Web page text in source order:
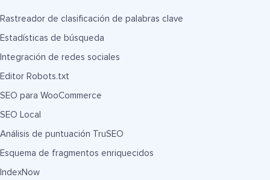
Rastreador de clasificación de palabras clave
Estadísticas de búsqueda
Integración de redes sociales
Editor Robots.txt
SEO para WooCommerce
SEO Local
Análisis de puntuación TruSEO
Esquema de fragmentos enriquecidos
IndexNow